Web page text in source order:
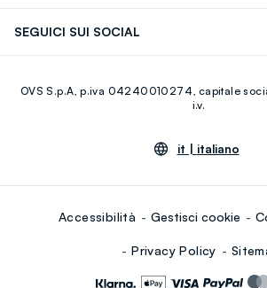
Giftcard
SEGUICI SUI SOCIAL
Youtube Linkedin
OVS S.p.A, p.iva 04240010274, capitale
i.v.
it | italiano
Accessibilità Gestisci cookie
Privacy Policy